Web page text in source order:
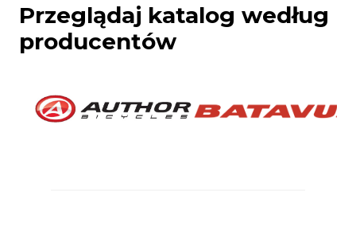
Przeglądaj katalog według
producentów